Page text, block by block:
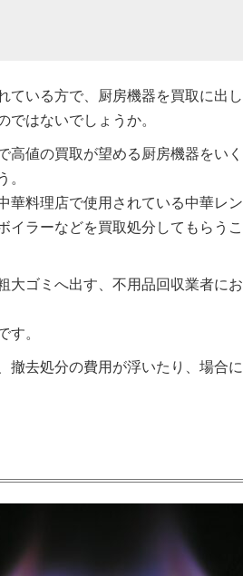
ている方で、厨房機器を買取に出し
ではないでしょうか。
高値の買取が望める厨房機器をいく
。
華料理店で使用されている中華レン
イラーなどを買取処分してもらうこ
大ゴミへ出す、不用品回収業者にお
す。
撤去処分の費用が浮いたり、場合に